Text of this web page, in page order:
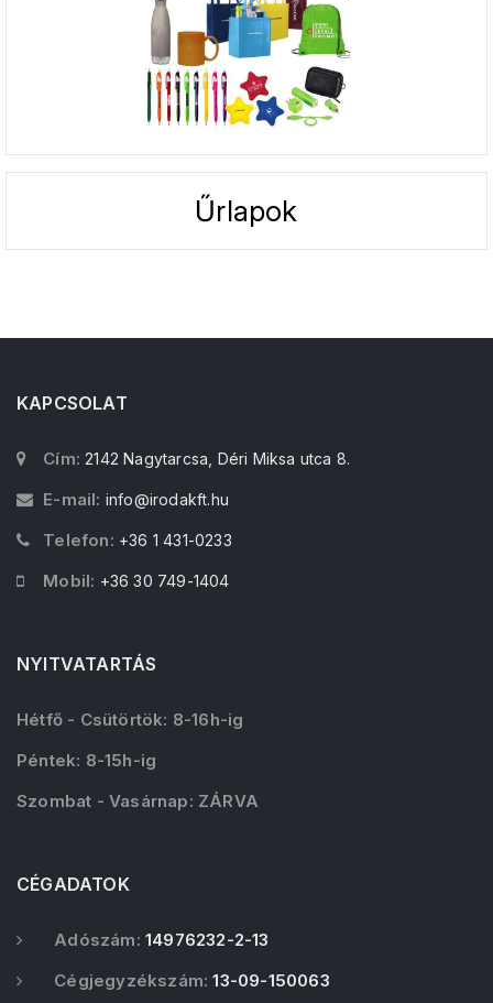
Űrlapok
KAPCSOLAT
Cím: 2142 Nagytarcsa, Déri Miksa utca 8.
E-mail: info@irodakft.hu
Telefon: +36 1 431-0233
Mobil: +36 30 749-1404
NYITVATARTÁS
Hétfő - Csütörtök: 8-16h-ig
Péntek: 8-15h-ig
Szombat - Vasárnap: ZÁRVA
CÉGADATOK
Adószám: 14976232-2-13
Cégjegyzékszám: 13-09-150063